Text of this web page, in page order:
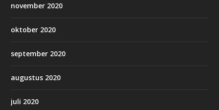
november 2020
oktober 2020
september 2020
augustus 2020
juli 2020